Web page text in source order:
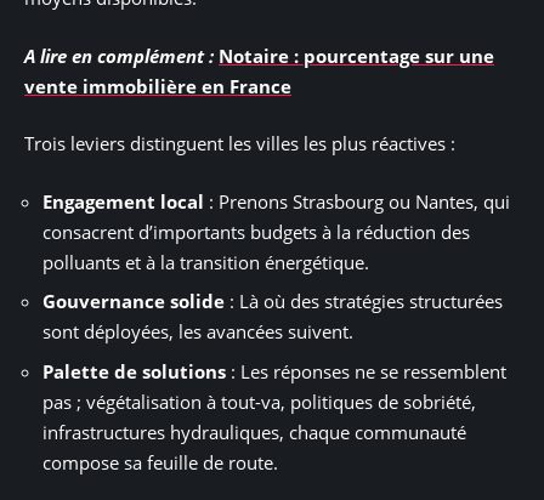
A lire en complément : Notaire : pourcentage sur une
vente immobilière en France
Trois leviers distinguent les villes les plus réactives :
Engagement local : Prenons Strasbourg ou Nantes, qui
consacrent d’importants budgets à la réduction des
polluants et à la transition énergétique.
Gouvernance solide : Là où des stratégies structurées
sont déployées, les avancées suivent.
Palette de solutions : Les réponses ne se ressemblent
pas ; végétalisation à tout-va, politiques de sobriété,
infrastructures hydrauliques, chaque communauté
compose sa feuille de route.